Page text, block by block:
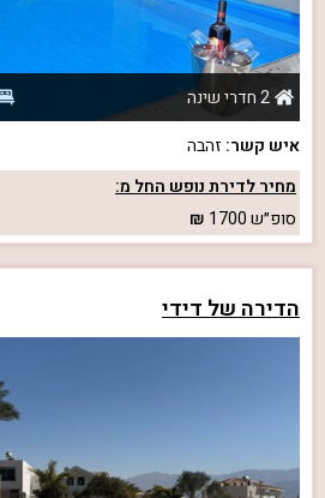
2 חדרי שינה
איש קשר: זהבה
מחיר לדירת נופש החל מ:
סופ״ש1700
הדירה של דידי